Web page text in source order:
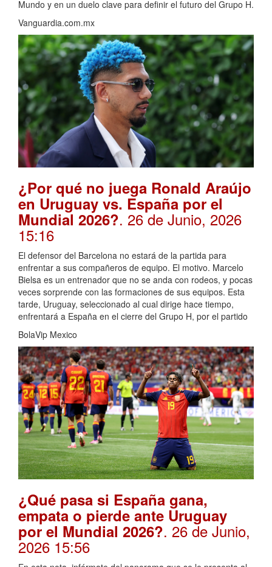
Mundo y en un duelo clave para definir el futuro del Grupo H.
Vanguardia.com.mx
¿Por qué no juega Ronald Araújo
en Uruguay vs. España por el
Mundial 2026?. 26 de Junio, 2026
15:16
El defensor del Barcelona no estará de la partida para
enfrentar a sus compañeros de equipo. El motivo. Marcelo
Bielsa es un entrenador que no se anda con rodeos, y pocas
veces sorprende con las formaciones de sus equipos. Esta
tarde, Uruguay, seleccionado al cual dirige hace tiempo,
enfrentará a España en el cierre del Grupo H, por el partido
BolaVip Mexico
¿Qué pasa si España gana,
empata o pierde ante Uruguay
por el Mundial 2026?. 26 de Junio,
2026 15:56